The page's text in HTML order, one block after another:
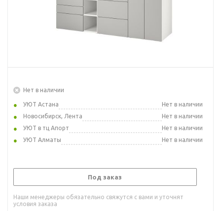
Нет в наличии
УЮТ Астана
Нет в наличии
Новосибирск, Лента
Нет в наличии
УЮТ в тц Апорт
Нет в наличии
УЮТ Алматы
Нет в наличии
Под заказ
Наши менеджеры обязательно свяжутся с вами и уточнят
условия заказа